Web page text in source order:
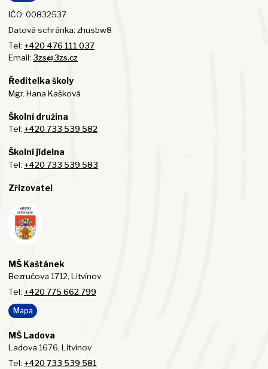
IČO: 00832537
Datová schránka: zhusbw8
Tel: +420 476 111 037
Email: 3zs@3zs.cz
Ředitelka školy
Mgr. Hana Kašková
Školní družina
Tel: +420 733 539 582
Školní jídelna
Tel: +420 733 539 583
Zřizovatel
MŠ Kaštánek
Bezručova 1712, Litvínov
Tel: +420 775 662 799
Mapa
MŠ Ladova
Ladova 1676, Litvínov
Tel: +420 733 539 581